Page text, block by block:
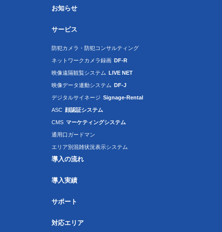
お知らせ
サービス
防犯カメラ・防犯コンサルティング
ネットワークカメラ録画 DF-R
映像遠隔観覧システム LIVE NET
映像データ連動システム DF-J
デジタルサイネージ Signage-Rental
ASC 顔認証システム
CMS マーケティングシステム
通用口ガードマン
エリア別混雑状況表示システム
導入の流れ
導入実績
サポート
対応エリア